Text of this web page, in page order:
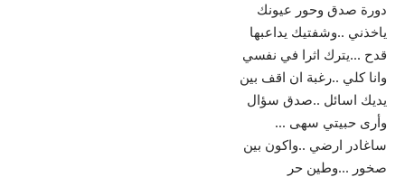
دورة صدق وحور عيونك
ياخذني ..وشفتيك يداعبها
قدح …يترك اثرا في نفسي
وانا كلي ..رغبة ان اقف بين
يديك اسائل ..صدق سؤال
وأرى حبيتي سهى …
ساغادر ارضي ..واكون بين
صخور …وطين حر